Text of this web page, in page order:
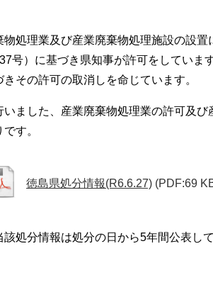
処理業及び産業廃棄物処理施設の設
号）に基づき県知事が許可をしていま
きその許可の取消しを命じています。
ました、産業廃棄物処理業の許可及び
す。
徳島県処分情報(R6.6.27) (PDF:69
処分情報は処分の日から5年間公表して